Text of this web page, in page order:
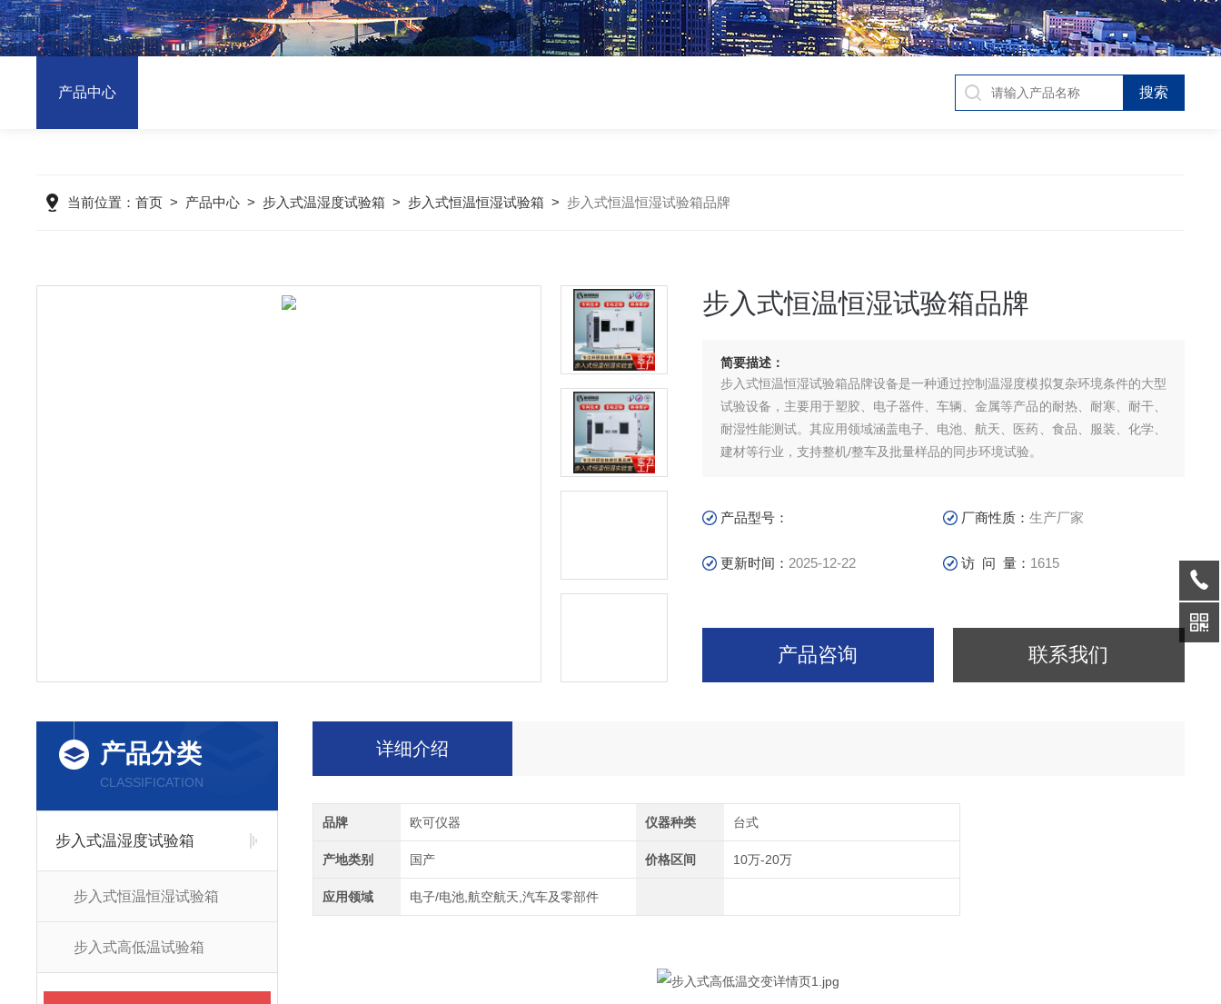
产品中心
当前位置：首页 > 产品中心 > 步入式温湿度试验箱 > 步入式恒温恒湿试验箱 > 步入式恒温恒湿试验箱品牌
步入式恒温恒湿试验箱品牌
简要描述：
步入式恒温恒湿试验箱品牌设备是一种通过控制温湿度模拟复杂环境条件的大型
试验设备，主要用于塑胶、电子器件、车辆、金属等产品的耐热、耐寒、耐干、
耐湿性能测试。其应用领域涵盖电子、电池、航天、医药、食品、服装、化学、
建材等行业，支持整机/整车及批量样品的同步环境试验。
产品型号： 厂商性质：生产厂家
更新时间： 2025-12-22 访 问 量： 1615
产品咨询 联系我们
产品分类
CLASSIFICATION
步入式温湿度试验箱
步入式恒温恒湿试验箱
步入式高低温试验箱
详细介绍
品牌 欧可仪器 仪器种类 台式
产地类别 国产 价格区间 10万-20万
应用领域 电子/电池,航空航天,汽车及零部件